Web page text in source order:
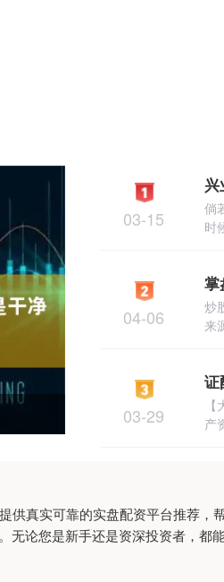
倘
时
03-15
炒
来
04-06
产
03-29
真实可靠的实盘配资平台推荐
论您是新手还是资深投资者，